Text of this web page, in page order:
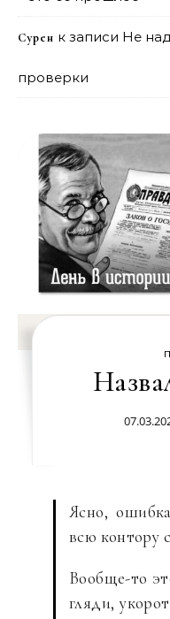
Сурен к записи Не
проверки
Ясно,
всю контору
Вообще-то
гляди,